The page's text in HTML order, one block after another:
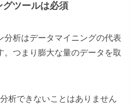
ツールは必須
分析はデータマイニングの代表
。つまり膨大な量のデータを取
析できないことはありません